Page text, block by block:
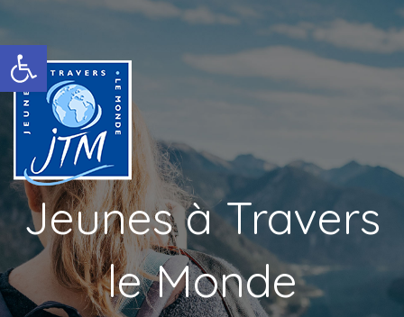
Ouvrir la barre d’outils
Jeunes à Travers
le Monde